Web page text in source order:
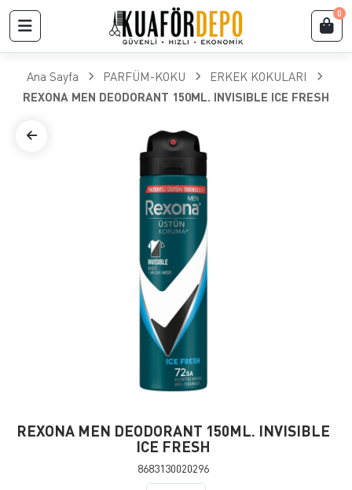
0
Ana Sayfa PARFÜM-KOKU
ERKEK KOKULARI
REXONA MEN DEODORANT 150ML. INVISIBLE ICE FRESH
REXONA MEN DEODORANT 150ML. INVISIBLE
ICE FRESH
8683130020296